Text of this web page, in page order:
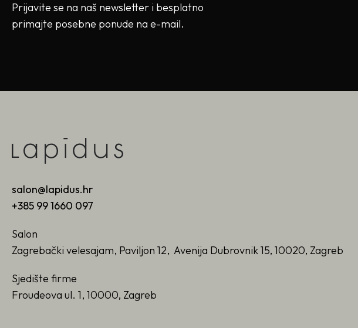
Prijavite se na naš newsletter i besplatno
primajte posebne ponude na e-mail.
salon@lapidus.hr
+385 99 1660 097
Salon
Zagrebački velesajam, Paviljon 12, Avenija Dubrovnik 15, 10020, Zagreb
Sjedište firme
Froudeova ul. 1, 10000, Zagreb